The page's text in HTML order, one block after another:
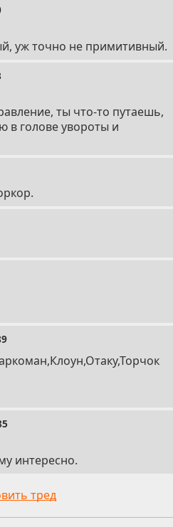
уж точно не примитивный.
ты что-то путаешь,
в голове увороты и
интересно.
тред